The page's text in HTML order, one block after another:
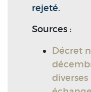
rejeté.
Sources :
Décret